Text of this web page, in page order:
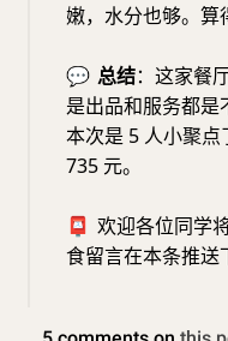
嫩，水分也够。算
💬 总结：这家餐
是出品和服务都是
本次是 5 人小聚
735 元。
📮 欢迎各位同学
食留言在本条推送